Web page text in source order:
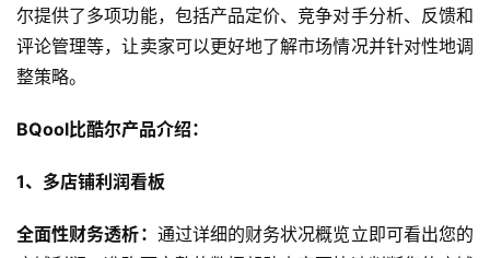
尔提供了多项功能，包括产品定价、竞争对手分析、反馈和
评论管理等，让卖家可以更好地了解市场情况并针对性地调
整策略。
BQool比酷尔产品介绍：
1、多店铺利润看板
全面性财务透析： 通过详细的财务状况概览立即可看出您的